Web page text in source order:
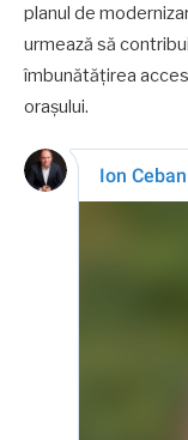
planul de
urmează să
îmbunătățirea
orașului.